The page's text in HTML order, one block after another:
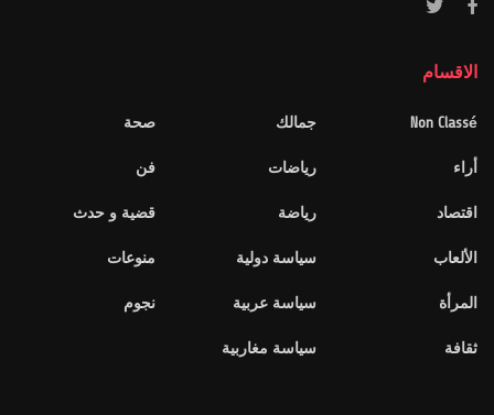
الاقسام
Non Classé
أراء
اقتصاد
الألعاب
المرأة
ثقافة
جمالك
رياضات
رياضة
سياسة دولية
سياسة عربية
سياسة مغاربية
صحة
فن
قضية و حدث
منوعات
نجوم